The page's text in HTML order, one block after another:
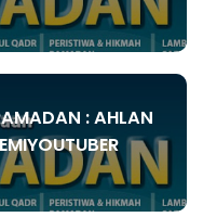
: AHLAN